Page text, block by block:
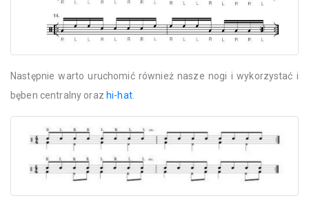
Następnie warto uruchomić również nasze nogi i wykorzystać i
bęben centralny oraz hi-hat.